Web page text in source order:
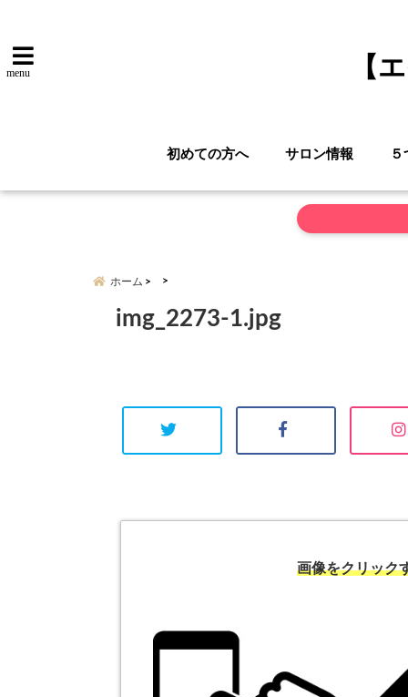
menu 【
初めての方へ サロン情報 ５
ホーム
img_2273-1.jpg
画像をクリック